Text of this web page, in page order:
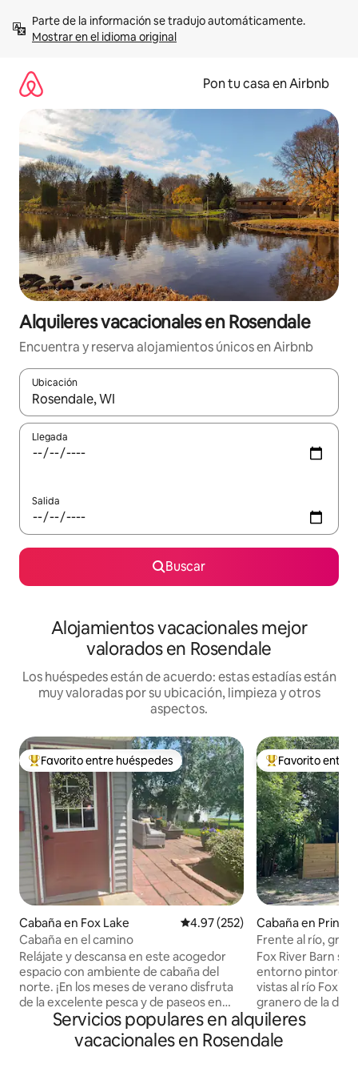
contenidoMostrar en el idioma original
Pon tu casa en Airbnb
Alquileres vacacionales en Rosendale
Encuentra y reserva alojamientos únicos en Airbnb
Ubicación
Cuando los resultados estén disponibles, navega con las
Llegada
Salida
Buscar
Alojamientos vacacionales mejor
valorados en Rosendale
Los huéspedes están de acuerdo: estas estadías están
muy valoradas por su ubicación, limpieza y otros
aspectos.
Favorito entre huéspedes preferido
Favorito entre huéspedes
Cabaña en Fox Lake Calificación promedio: 4.97 de
4.97 (252)
Cabaña en el camino
Relájate y descansa en este acogedor
espacio con ambiente de cabaña del
norte. ¡En los meses de verano disfruta
de la excelente pesca y de paseos en
bote y en invierno diviértete practicando
la pesca en hielo en el hermoso lago Fox!
*Lee la descripción completa y mira
Favorito entre
Favorito entre
Cabaña en
Frente al río,
*Cargador de
Fox River Barn
entorno
vistas al río Fox
granero de la
convertido con
espacio habitable
servicios
Servicios populares en alquileres
vacacionales en Rosendale